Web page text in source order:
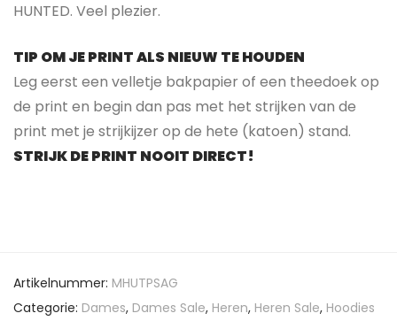
HUNTED. Veel plezier.
TIP OM JE PRINT ALS NIEUW TE HOUDEN
Leg eerst een velletje bakpapier of een theedoek op
de print en begin dan pas met het strijken van de
print met je strijkijzer op de hete (katoen) stand.
STRIJK DE PRINT NOOIT DIRECT!
Artikelnummer: MHUTPSAG
Categorie: Dames, Dames Sale, Heren, Heren Sale, Hoodies